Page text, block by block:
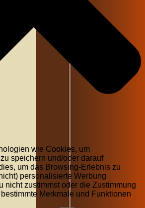
wie Cookies, um
speichern und/oder darauf
um das Browsing-Erlebnis zu
personalisierte Werbung
nicht zustimmst oder die Zustimmung
Merkmale und Funktionen